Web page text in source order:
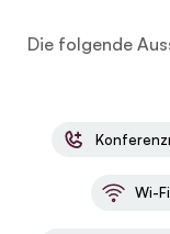
Die folgende
Wi-Fi